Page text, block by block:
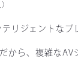
リジェントなプ
から、複雑なAV